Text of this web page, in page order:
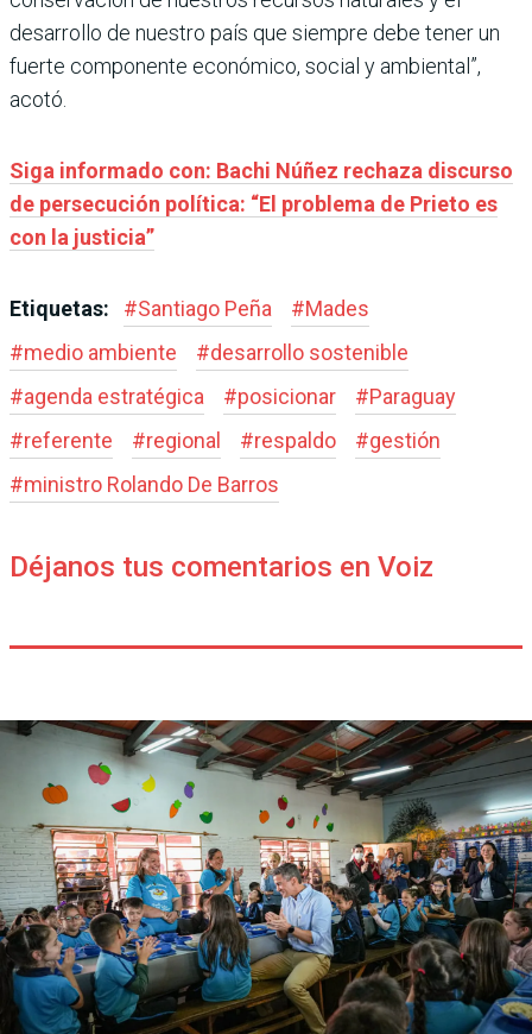
desarrollo de nuestro país que siempre debe tener un
fuerte componente económico, social y ambiental”,
acotó.
Siga informado con: Bachi Núñez rechaza discurso
de persecución política: “El problema de Prieto es
con la justicia”
Etiquetas: #Santiago Peña #Mades
#medio ambiente #desarrollo sostenible
#agenda estratégica #posicionar #Paraguay
#referente #regional #respaldo #gestión
#ministro Rolando De Barros
Déjanos tus comentarios en Voiz